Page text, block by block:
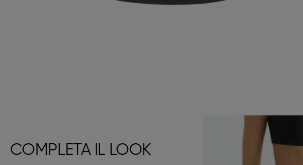
COMPLETA IL LOOK